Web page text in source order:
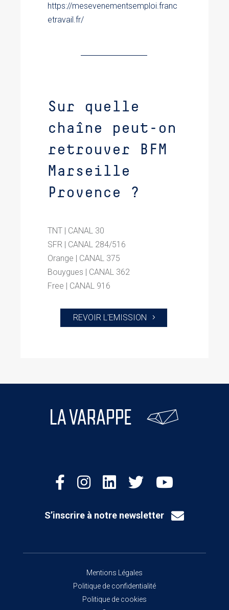
https://mesevenementsemploi.franc
etravail.fr/
Sur quelle
chaîne peut-on
retrouver BFM
Marseille
Provence ?
TNT | CANAL 30
SFR | CANAL 284/516
Orange | CANAL 375
Bouygues | CANAL 362
Free | CANAL 916
REVOIR L'EMISSION
S’inscrire à notre newsletter
Mentions Légales
Politique de confidentialité
Politique de cookies